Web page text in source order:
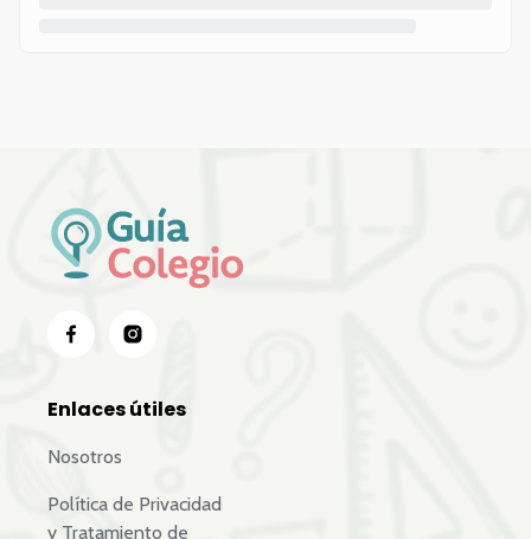
Enlaces útiles
Nosotros
Política de Privacidad
y Tratamiento de